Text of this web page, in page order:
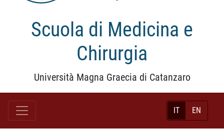
Scuola di Medicina e
Chirurgia
Università Magna Graecia di Catanzaro
IT EN